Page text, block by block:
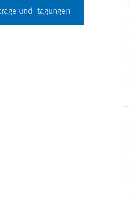
und -tagungen